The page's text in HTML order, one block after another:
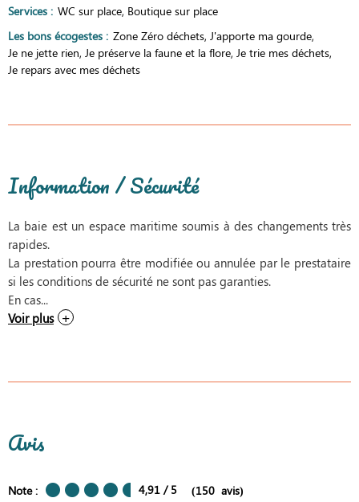
Services : WC sur place Boutique sur place
Les bons écogestes : Zone Zéro déchets J'apporte ma gourde
Je ne jette rien Je préserve la faune et la flore Je trie mes déchets
Je repars avec mes déchets
Information / Sécurité
La baie est un espace maritime soumis à des changements très
rapides.
La prestation pourra être modifiée ou annulée par le prestataire
si les conditions de sécurité ne sont pas garanties.
En cas...
Voir plus
Avis
Note : 4,91 / 5 (150 avis)